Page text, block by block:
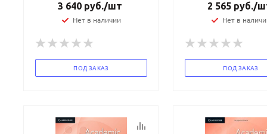
3 640 руб./шт
Нет в наличии
ПОД ЗАКАЗ
2 565 руб./
Нет в
ПОД ЗАКАЗ